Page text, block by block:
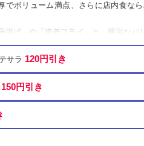
でボリューム満点、さらに店内食な
唐揚げ」や「海老フライ」と、豊富なバ
サラ 120円引き
150円引き